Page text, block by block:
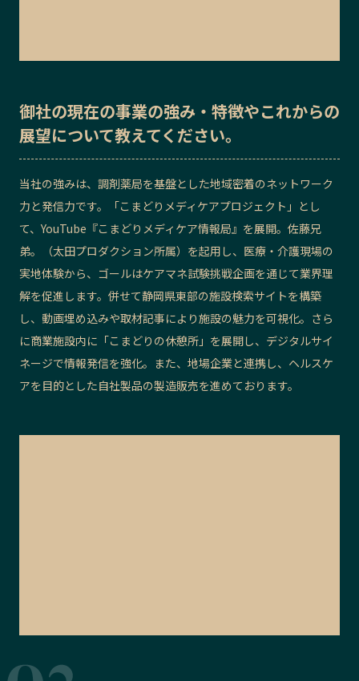
御社の現在の事業の強み・特徴やこれからの
展望について教えてください。
当社の強みは、調剤薬局を基盤とした地域密着のネットワーク
力と発信力です。「こまどりメディケアプロジェクト」とし
て、YouTube『こまどりメディケア情報局』を展開。佐藤兄
弟。（太田プロダクション所属）を起用し、医療・介護現場の
実地体験から、ゴールはケアマネ試験挑戦企画を通じて業界理
解を促進します。併せて静岡県東部の施設検索サイトを構築
し、動画埋め込みや取材記事により施設の魅力を可視化。さら
に商業施設内に「こまどりの休憩所」を展開し、デジタルサイ
ネージで情報発信を強化。また、地場企業と連携し、ヘルスケ
アを目的とした自社製品の製造販売を進めております。